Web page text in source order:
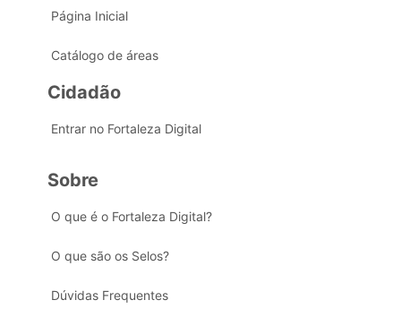
Página Inicial
Catálogo de áreas
Cidadão
Entrar no Fortaleza Digital
Sobre
O que é o Fortaleza Digital?
O que são os Selos?
Dúvidas Frequentes